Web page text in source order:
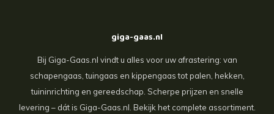
giga-gaas.nl
Bij Giga-Gaas.nl vindt u alles voor uw afrastering: van
schapengaas, tuingaas en kippengaas tot palen, hekken,
tuininrichting en gereedschap. Scherpe prijzen en snelle
levering – dát is Giga-Gaas.nl. Bekijk het complete assortiment.